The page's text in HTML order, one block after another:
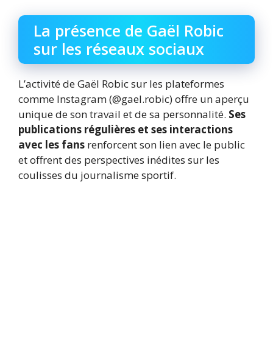
La présence de Gaël Robic
sur les réseaux sociaux
L’activité de Gaël Robic sur les plateformes
comme Instagram (@gael.robic) offre un aperçu
unique de son travail et de sa personnalité. Ses
publications régulières et ses interactions
avec les fans renforcent son lien avec le public
et offrent des perspectives inédites sur les
coulisses du journalisme sportif.